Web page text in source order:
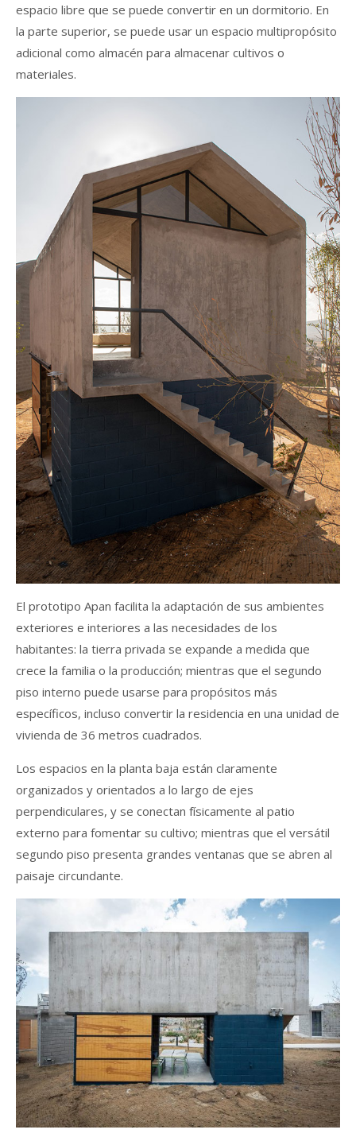
espacio libre que se puede convertir en un dormitorio. En
la parte superior, se puede usar un espacio multipropósito
adicional como almacén para almacenar cultivos o
materiales.
El prototipo Apan facilita la adaptación de sus ambientes
exteriores e interiores a las necesidades de los
habitantes: la tierra privada se expande a medida que
crece la familia o la producción; mientras que el segundo
piso interno puede usarse para propósitos más
específicos, incluso convertir la residencia en una unidad de
vivienda de 36 metros cuadrados.
Los espacios en la planta baja están claramente
organizados y orientados a lo largo de ejes
perpendiculares, y se conectan físicamente al patio
externo para fomentar su cultivo; mientras que el versátil
segundo piso presenta grandes ventanas que se abren al
paisaje circundante.